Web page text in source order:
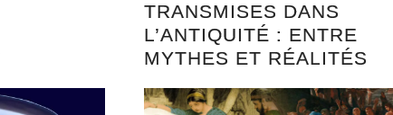
TRANSMISES DANS
L’ANTIQUITÉ : ENTRE
MYTHES ET RÉALITÉS